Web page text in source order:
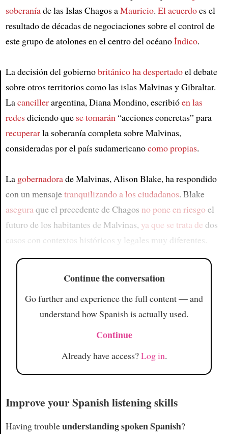
Article
soberaníade las Islas Chagos aMauricio. El acuerdoes el
resultado de décadas de negociaciones sobre el control de
este grupo de atolones en el centro del océanoÍndico.
La decisión del gobiernobritánicoha despertadoel debate
sobre otros territorios como las islas Malvinas y Gibraltar.
Lacancillerargentina, Diana Mondino, escribióen las
redesdiciendo que se tomarán “acciones concretas” para
recuperarla soberanía completa sobre Malvinas,
consideradas por el país sudamericanocomo propias.
La gobernadorade Malvinas, Alison Blake, ha respondido
con un mensajetranquilizando a los ciudadanos. Blake
asegura que el precedente de Chagos no pone en riesgoel
futuro de los habitantes de Malvinas, ya que se trata de dos
casos con contextos históricos y legales muy diferentes.
Continue the conversation
Go further and experience the full content — and
understand how Spanish is actually used.
Continue
Already have access?Log in.
Improve your Spanish listening skills
Having troubleunderstanding spoken Spanish?